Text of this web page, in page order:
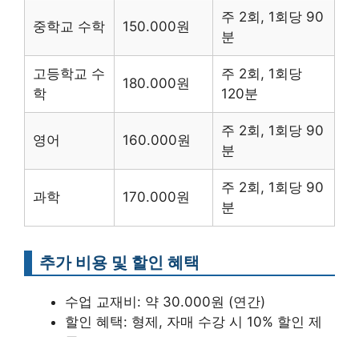
중학교 수학 150.000원
주 2회, 1회당 90
분
고등학교 수
학
180.000원
주 2회, 1회당
120분
영어 160.000원
주 2회, 1회당 90
분
과학 170.000원
주 2회, 1회당 90
분
추가 비용 및 할인 혜택
수업 교재비: 약 30.000원 (연간)
할인 혜택: 형제, 자매 수강 시 10% 할인 제